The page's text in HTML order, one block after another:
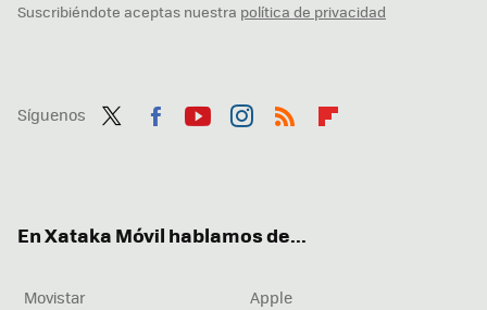
Suscribiéndote aceptas nuestra política de privacidad
Síguenos
En Xataka Móvil hablamos de...
Movistar
Apple